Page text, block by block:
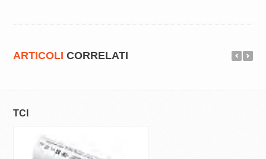
ARTICOLI CORRELATI
TCI